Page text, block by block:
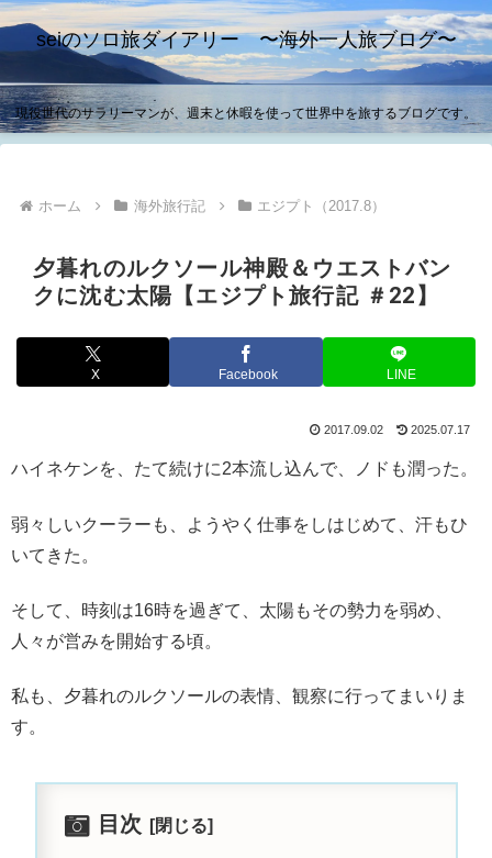
seiのソロ旅ダイアリー 〜海外一人旅ブログ〜
現役世代のサラリーマンが、週末と休暇を使って世界中を旅するブログです。
ホーム 海外旅行記 エジプト（2017.8）
夕暮れのルクソール神殿＆ウエストバン
クに沈む太陽【エジプト旅行記 ＃22】
X Facebook LINE
2017.09.02 2025.07.17
ハイネケンを、たて続けに2本流し込んで、ノドも潤った。
弱々しいクーラーも、ようやく仕事をしはじめて、汗もひ
いてきた。
そして、時刻は16時を過ぎて、太陽もその勢力を弱め、
人々が営みを開始する頃。
私も、夕暮れのルクソールの表情、観察に行ってまいりま
す。
目次